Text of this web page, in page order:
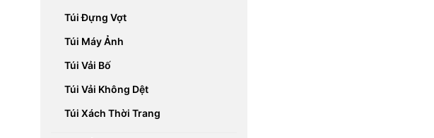
Túi Đựng Vợt
Túi Máy Ảnh
Túi Vải Bố
Túi Vải Không Dệt
Túi Xách Thời Trang